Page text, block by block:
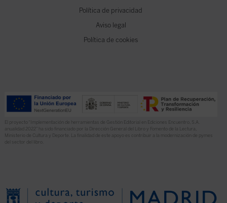
Política de privacidad
Aviso legal
Política de cookies
El proyecto “Implementación de herramientas de Gestión Editorial en Ediciones Encuentro, S.A.
anualidad 2022” ha sido financiado por la Dirección General del Libro y Fomento de la Lectura,
Ministerio de Cultura y Deporte. La finalidad de este apoyo es contribuir a la modernización de pymes
del sector del libro.